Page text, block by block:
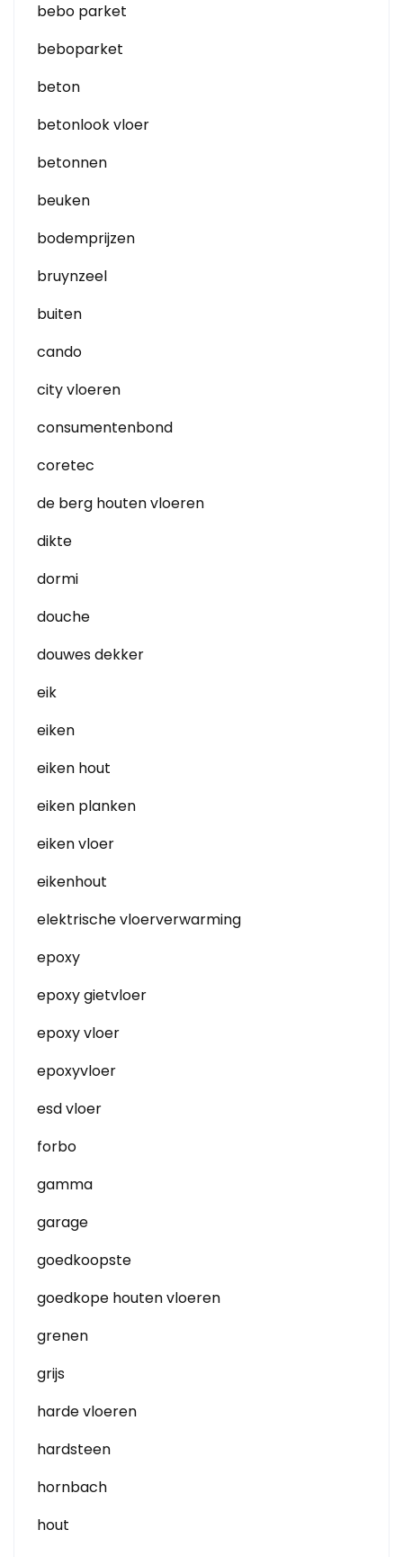
bebo parket
beboparket
beton
betonlook vloer
betonnen
beuken
bodemprijzen
bruynzeel
buiten
cando
city vloeren
consumentenbond
coretec
de berg houten vloeren
dikte
dormi
douche
douwes dekker
eik
eiken
eiken hout
eiken planken
eiken vloer
eikenhout
elektrische vloerverwarming
epoxy
epoxy gietvloer
epoxy vloer
epoxyvloer
esd vloer
forbo
gamma
garage
goedkoopste
goedkope houten vloeren
grenen
grijs
harde vloeren
hardsteen
hornbach
hout